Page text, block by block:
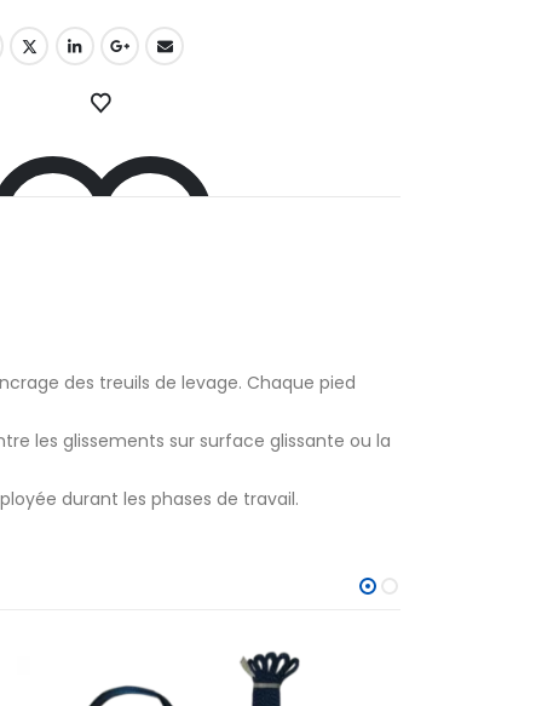
des treuils de levage. Chaque pied
les glissements sur surface glissante ou la
durant les phases de travail.